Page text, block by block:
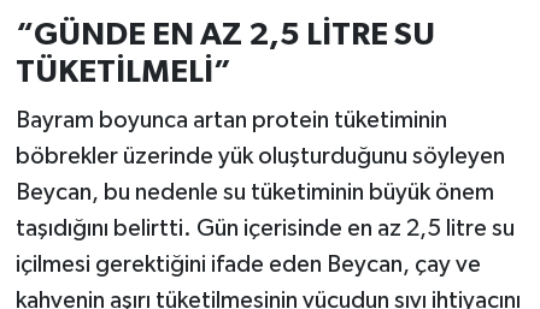
“GÜNDE EN AZ 2,5 LİTRE SU
TÜKETİLMELİ”
Bayram boyunca artan protein tüketiminin
böbrekler üzerinde yük oluşturduğunu söyleyen
Beycan, bu nedenle su tüketiminin büyük önem
taşıdığını belirtti. Gün içerisinde en az 2,5 litre su
içilmesi gerektiğini ifade eden Beycan, çay ve
kahvenin aşırı tüketilmesinin vücudun sıvı ihtiyacını